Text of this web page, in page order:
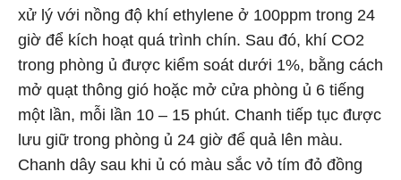
xử lý với nồng độ khí ethylene ở 100ppm trong 24
giờ để kích hoạt quá trình chín. Sau đó, khí CO2
trong phòng ủ được kiểm soát dưới 1%, bằng cách
mở quạt thông gió hoặc mở cửa phòng ủ 6 tiếng
một lần, mỗi lần 10 – 15 phút. Chanh tiếp tục được
lưu giữ trong phòng ủ 24 giờ để quả lên màu.
Chanh dây sau khi ủ có màu sắc vỏ tím đỏ đồng